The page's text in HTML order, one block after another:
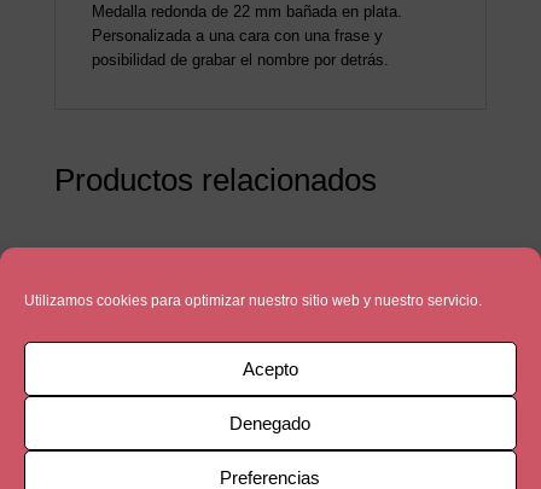
Utilizamos cookies para optimizar nuestro sitio web y nuestro servicio.
Acepto
Denegado
Preferencias
Medalla redonda de 22 mm bañada en plata.
Personalizada a una cara con una frase y
posibilidad de grabar el nombre por detrás.
Productos relacionados